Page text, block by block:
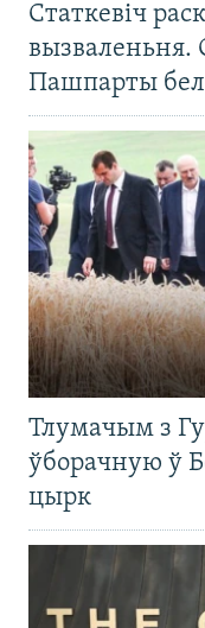
Статкевіч
вызваленьня.
Пашпарты
Тлумачым з
ўборачную ў
цырк